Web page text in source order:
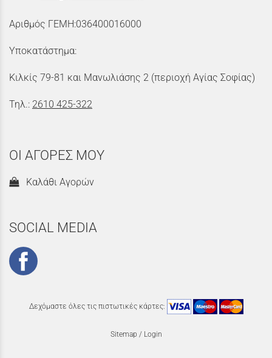
Αριθμός ΓΕΜΗ:036400016000
Υποκατάστημα:
Κιλκίς 79-81 και Μανωλιάσης 2 (περιοχή Αγίας Σοφίας)
Τηλ.: 2610 425-322
ΟΙ ΑΓΟΡΕΣ ΜΟΥ
Καλάθι Αγορών
SOCIAL MEDIA
Δεχόμαστε όλες τις πιστωτικές κάρτες:
Sitemap / Login